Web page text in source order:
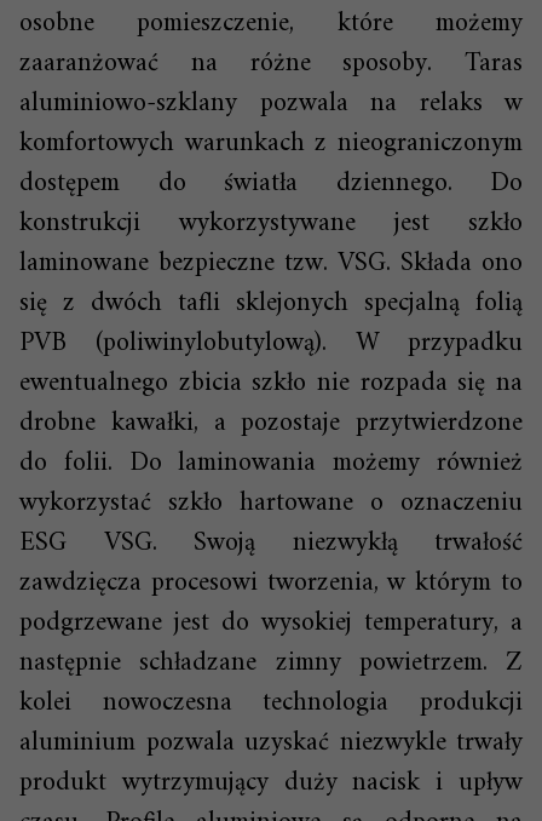
osobne pomieszczenie, które możemy
zaaranżować na różne sposoby. Taras
aluminiowo-szklany pozwala na relaks w
komfortowych warunkach z nieograniczonym
dostępem do światła dziennego. Do
konstrukcji wykorzystywane jest szkło
laminowane bezpieczne tzw. VSG. Składa ono
się z dwóch tafli sklejonych specjalną folią
PVB (poliwinylobutylową). W przypadku
ewentualnego zbicia szkło nie rozpada się na
drobne kawałki, a pozostaje przytwierdzone
do folii. Do laminowania możemy również
wykorzystać szkło hartowane o oznaczeniu
ESG VSG. Swoją niezwykłą trwałość
zawdzięcza procesowi tworzenia, w którym to
podgrzewane jest do wysokiej temperatury, a
następnie schładzane zimny powietrzem. Z
kolei nowoczesna technologia produkcji
aluminium pozwala uzyskać niezwykle trwały
produkt wytrzymujący duży nacisk i upływ